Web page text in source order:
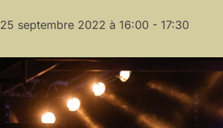
25 septembre 2022 à 16:00 - 17:30